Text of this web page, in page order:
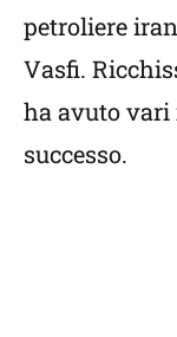
petroliere
Vasfi.
ha avuto vari
successo.